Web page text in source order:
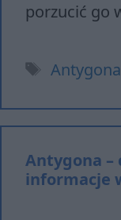
porzucić go
Tagi
Antygona
Antygona –
informacje